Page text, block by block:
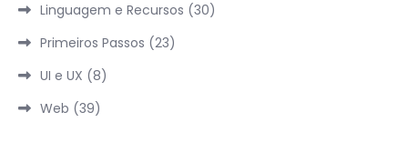
Linguagem e Recursos (30)
Primeiros Passos (23)
UI e UX (8)
Web (39)